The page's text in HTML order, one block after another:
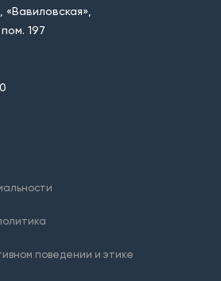
197
поведении и этике